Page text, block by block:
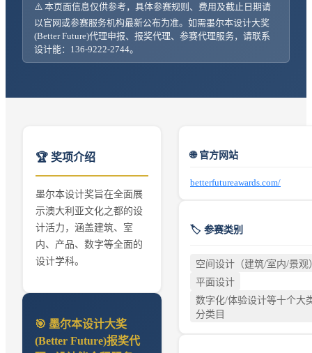
⚠️ 本页面信息仅供参考，具体参赛规则、费用及截止日期请
以官网或参赛服务机构最新公布为准。如需墨尔本设计大奖
(Better Future)代理申报、报奖代理、参赛代理服务，请联系
设计能：136-9222-2744。
🏆 奖项介绍
墨尔本设计奖旨在全面展
示澳大利亚文化之都的设
计活力，涵盖建筑、室
内、产品、数字等全面的
设计学科。
🎯 墨尔本设计大奖
(Better Future)报奖代
🌐 官方网站
betterfutureawards.com/
🏷️ 参赛类别
空间设计（建筑/室内/景观
平面设计
数字化/体验设计等十个大
分类目